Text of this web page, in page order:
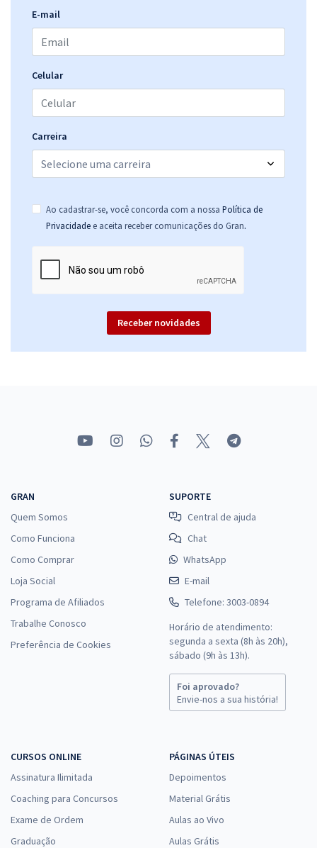
EMATER DF - Empresa de Assistência Técnica e Extensão Rural do DF
- Técnico Especializado - Área: Contabilidade
R$ 391,92à vista
Economize R$ 97,98 (-20%)
Comprar
EMATER DF - Empresa de Assistência Técnica e Extensão Rural do DF
32,66
Comprar
Comprar
E-mail
Celular
Carreira
Ao cadastrar-se, você concorda com a nossa Política de
Privacidade e aceita receber comunicações do Gran.
Receber novidades
GRAN
Quem Somos
Como Funciona
Como Comprar
Loja Social
Programa de Afiliados
Trabalhe Conosco
Preferência de Cookies
SUPORTE
Central de ajuda
Chat
WhatsApp
E-mail
Telefone: 3003-0894
Horário de atendimento:
segunda a sexta (8h às 20h),
sábado (9h às 13h).
Foi aprovado?
Envie-nos a sua história!
CURSOS ONLINE
Assinatura Ilimitada
Coaching para Concursos
Exame de Ordem
Graduação
PÁGINAS ÚTEIS
Depoimentos
Material Grátis
Aulas ao Vivo
Aulas Grátis